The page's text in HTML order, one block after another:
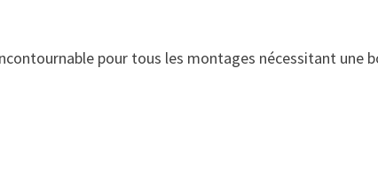
pour tous les montages nécessitant une